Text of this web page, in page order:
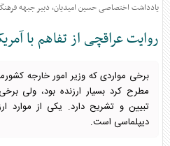
یادداشت اختصاصی حسین امیدیان، دبیر جبهه
روایت عراقچی از تفاهم با
برخی مواردی که وزیر امور خارجه
مطرح کرد بسیار ارزنده بود، ولی
تبیین و تشریح دارد. یکی از موارد
دیپلماسی است.